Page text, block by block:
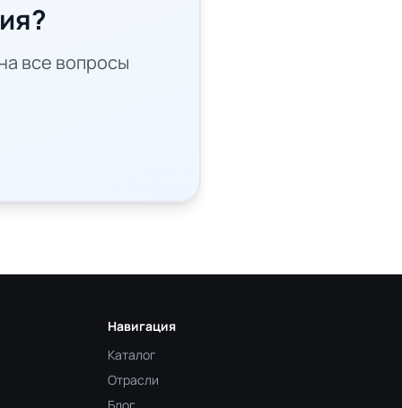
все вопросы
Навигация
Каталог
Отрасли